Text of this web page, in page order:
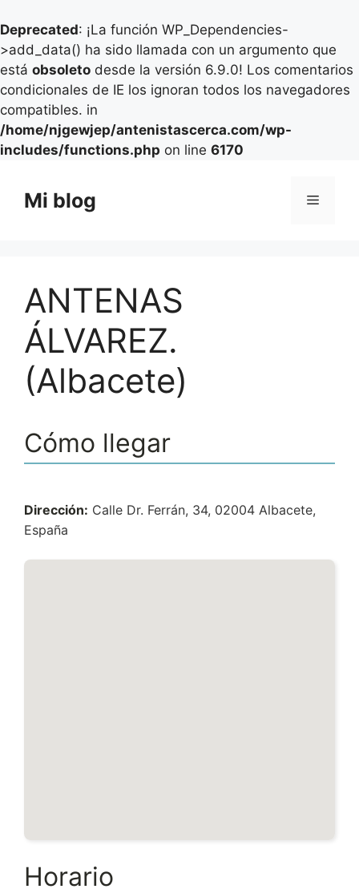
Deprecated: ¡La función WP_Dependencies-
>add_data() ha sido llamada con un argumento que
está obsoleto desde la versión 6.9.0! Los comentarios
condicionales de IE los ignoran todos los navegadores
compatibles. in
/home/njgewjep/antenistascerca.com/wp-
includes/functions.php on line 6170
contenido
Mi blog Menú
ANTENAS
ÁLVAREZ.
(Albacete)
Cómo llegar
Dirección: Calle Dr. Ferrán, 34, 02004 Albacete,
España
Horario